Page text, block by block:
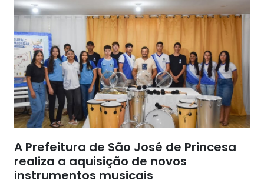
A Prefeitura de São José de Princesa
realiza a aquisição de novos
instrumentos musicais